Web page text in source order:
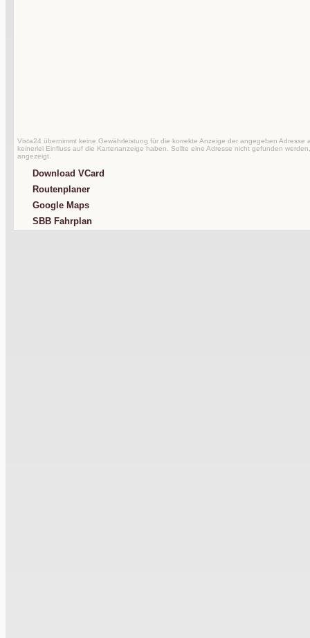
Vista24 übernimmt keine Gewährleistung für die korrekte Anzeige der angegeben Adresse
keinerlei Einfluss auf die Kartenanzeige haben. Sollte eine Adresse nicht gefunden
angezeigt.
Download VCard
Routenplaner
Google Maps
SBB Fahrplan